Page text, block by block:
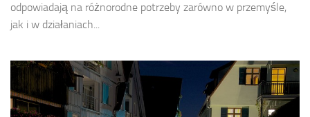
odpowiadają na różnorodne potrzeby zarówno w przemyśle,
jak i w działaniach...